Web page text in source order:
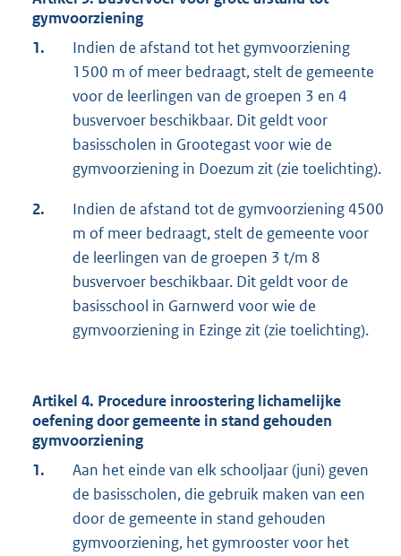
gymvoorziening
1.
Indien de afstand tot het gymvoorziening
1500 m of meer bedraagt, stelt de gemeente
voor de leerlingen van de groepen 3 en 4
busvervoer beschikbaar. Dit geldt voor
basisscholen in Grootegast voor wie de
gymvoorziening in Doezum zit (zie toelichting).
2.
Indien de afstand tot de gymvoorziening 4500
m of meer bedraagt, stelt de gemeente voor
de leerlingen van de groepen 3 t/m 8
busvervoer beschikbaar. Dit geldt voor de
basisschool in Garnwerd voor wie de
gymvoorziening in Ezinge zit (zie toelichting).
Artikel 4. Procedure inroostering lichamelijke
oefening door gemeente in stand gehouden
gymvoorziening
1.
Aan het einde van elk schooljaar (juni) geven
de basisscholen, die gebruik maken van een
door de gemeente in stand gehouden
gymvoorziening, het gymrooster voor het